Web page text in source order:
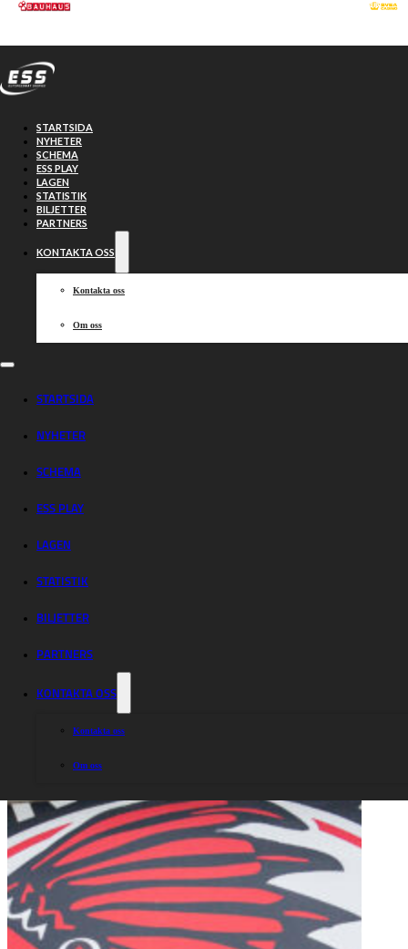
Hoppa till huvudinnehåll
STARTSIDA
NYHETER
SCHEMA
ESS PLAY
LAGEN
STATISTIK
BILJETTER
PARTNERS
KONTAKTA OSS
Kontakta oss
Om oss
STARTSIDA
NYHETER
SCHEMA
ESS PLAY
LAGEN
STATISTIK
BILJETTER
PARTNERS
KONTAKTA OSS
Kontakta oss
Om oss
Nytt datum för
Indianerna –
Lejonen